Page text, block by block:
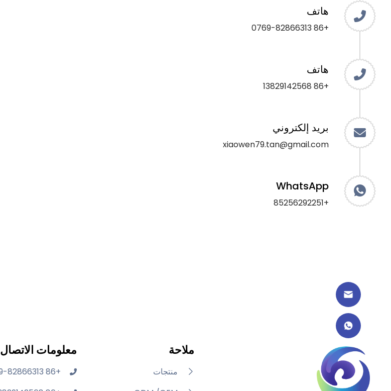
هاتف
+86 0769-82866313
هاتف
+86 13829142568
بريد إلكتروني
xiaowen79.tan@gmail.com
WhatsApp
+85256292251
ملاحة
منتجات
معلومات الاتصال
+86 0769-82866313